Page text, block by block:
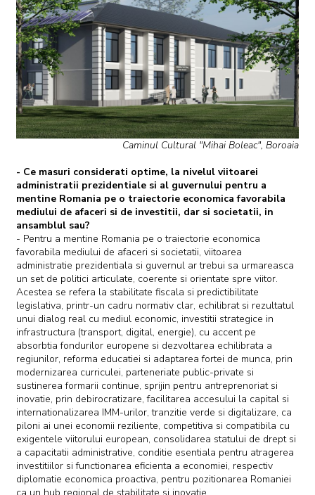
Caminul Cultural "Mihai Boleac", Boroaia
- Ce masuri considerati optime, la nivelul viitoarei
administratii prezidentiale si al guvernului pentru a
mentine Romania pe o traiectorie economica favorabila
mediului de afaceri si de investitii, dar si societatii, in
ansamblul sau?
- Pentru a mentine Romania pe o traiectorie economica
favorabila mediului de afaceri si societatii, viitoarea
administratie prezidentiala si guvernul ar trebui sa urmareasca
un set de politici articulate, coerente si orientate spre viitor.
Acestea se refera la stabilitate fiscala si predictibilitate
legislativa, printr-un cadru normativ clar, echilibrat si rezultatul
unui dialog real cu mediul economic, investitii strategice in
infrastructura (transport, digital, energie), cu accent pe
absorbtia fondurilor europene si dezvoltarea echilibrata a
regiunilor, reforma educatiei si adaptarea fortei de munca, prin
modernizarea curriculei, parteneriate public-private si
sustinerea formarii continue, sprijin pentru antreprenoriat si
inovatie, prin debirocratizare, facilitarea accesului la capital si
internationalizarea IMM-urilor, tranzitie verde si digitalizare, ca
piloni ai unei economii reziliente, competitiva si compatibila cu
exigentele viitorului european, consolidarea statului de drept si
a capacitatii administrative, conditie esentiala pentru atragerea
investitiilor si functionarea eficienta a economiei, respectiv
diplomatie economica proactiva, pentru pozitionarea Romaniei